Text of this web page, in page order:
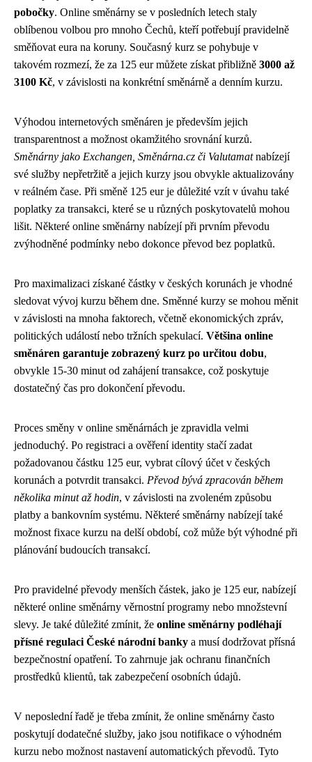
pobočky. Online směnárny se v posledních letech staly
oblíbenou volbou pro mnoho Čechů, kteří potřebují pravidelně
směňovat eura na koruny. Současný kurz se pohybuje v
takovém rozmezí, že za 125 eur můžete získat přibližně 3000 až
3100 Kč, v závislosti na konkrétní směnárně a denním kurzu.
Výhodou internetových směnáren je především jejich
transparentnost a možnost okamžitého srovnání kurzů.
Směnárny jako Exchangen, Směnárna.cz či Valutamatnabízejí
své služby nepřetržitě a jejich kurzy jsou obvykle aktualizovány
v reálném čase. Při směně 125 eur je důležité vzít v úvahu také
poplatky za transakci, které se u různých poskytovatelů mohou
lišit. Některé online směnárny nabízejí při prvním převodu
zvýhodněné podmínky nebo dokonce převod bez poplatků.
Pro maximalizaci získané částky v českých korunách je vhodné
sledovat vývoj kurzu během dne. Směnné kurzy se mohou měnit
v závislosti na mnoha faktorech, včetně ekonomických zpráv,
politických událostí nebo tržních spekulací. Většina online
směnáren garantuje zobrazený kurz po určitou dobu,
obvykle 15-30 minut od zahájení transakce, což poskytuje
dostatečný čas pro dokončení převodu.
Proces směny v online směnárnách je zpravidla velmi
jednoduchý. Po registraci a ověření identity stačí zadat
požadovanou částku 125 eur, vybrat cílový účet v českých
korunách a potvrdit transakci. Převod bývá zpracován během
několika minut až hodin, v závislosti na zvoleném způsobu
platby a bankovním systému. Některé směnárny nabízejí také
možnost fixace kurzu na delší období, což může být výhodné při
plánování budoucích transakcí.
Pro pravidelné převody menších částek, jako je 125 eur, nabízejí
některé online směnárny věrnostní programy nebo množstevní
slevy. Je také důležité zmínit, že online směnárny podléhají
přísné regulaci České národní banky a musí dodržovat přísná
bezpečnostní opatření. To zahrnuje jak ochranu finančních
prostředků klientů, tak zabezpečení osobních údajů.
V neposlední řadě je třeba zmínit, že online směnárny často
poskytují dodatečné služby, jako jsou notifikace o výhodném
kurzu nebo možnost nastavení automatických převodů. Tyto